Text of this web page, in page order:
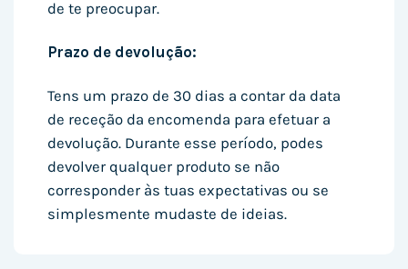
de te preocupar.
Prazo de devolução:
Tens um prazo de 30 dias a contar da data
de receção da encomenda para efetuar a
devolução. Durante esse período, podes
devolver qualquer produto se não
corresponder às tuas expectativas ou se
simplesmente mudaste de ideias.